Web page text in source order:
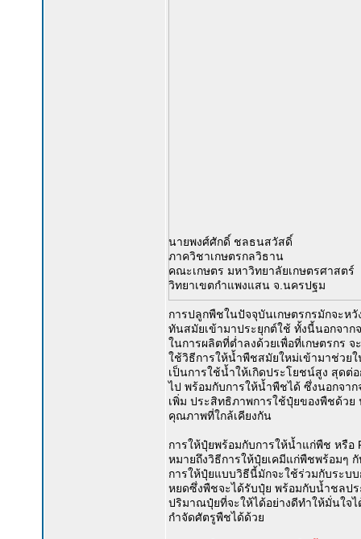
นายพงศ์ศักดิ์ ชลธนสวัสดิ์
ภาควิชาเกษตรกลวิธาน
คณะเกษตร มหาวิทยาลัยเกษตรศาสตร์
วิทยาเขตกำแพงแสน จ.นครปฐม
การปลูกพืชในปัจจุบันเกษตรกรมักจะห
ทันสมัยเข้ามาประยุกต์ใช้ ทั้งนี้นอกจา
ในการผลิตที่ต่ำลงด้วยเพื่อที่เกษตรกร
ใช้วิธีการให้น้ำพืชสมัยใหม่เข้ามาช่วย
เป็นการใช้น้ำให้เกิดประโยชน์สูง สุดต่
ไป พร้อมกับการให้น้ำพืชได้ ซึ่งนอกจา
เพิ่ม ประสิทธิภาพการใช้ปุ๋ยของพืชด้ว
คุณภาพที่ใกล้เคียงกัน
การให้ปุ๋ยพร้อมกับการให้น้ำแก่พืช หรือ
หมายถึงวิธีการให้ปุ๋ยเคมีแก่พืชพร้อมๆ
การให้ปุ๋ยแบบวิธีนี้มักจะใช้ร่วมกับระบ
หยดซึ่งพืชจะได้รับปุ๋ย พร้อมกับน้ำชลป
ปริมาณปุ๋ยที่จะให้ได้อย่างดีทำให้มั่นใจ
กำจัดศัตรูพืชได้ด้วย